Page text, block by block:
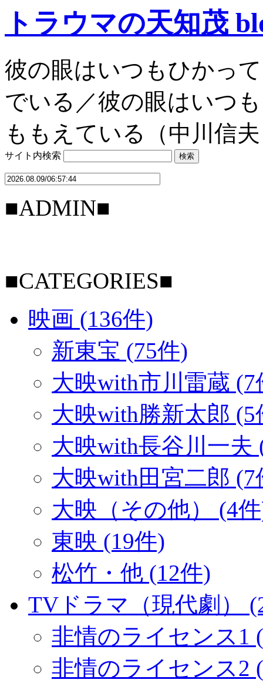
トラウマの天知茂
彼の眼はいつもひかっ
でいる／彼の眼はいつ
ももえている（中川信
サイト内検索
■ADMIN■
■CATEGORIES■
映画 (136件)
新東宝 (75件)
大映with市川雷蔵 (7
大映with勝新太郎 (5
大映with長谷川一夫
大映with田宮二郎 (7
大映（その他） (4
東映 (19件)
松竹・他 (12件)
TVドラマ（現代劇）
非情のライセンス1
非情のライセンス2